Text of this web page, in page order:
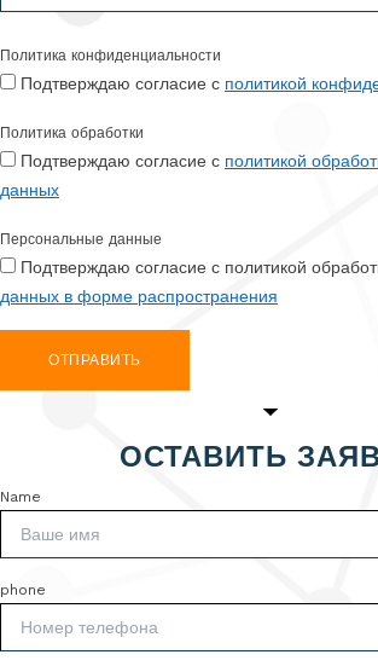
Политика конфиденциальности
Подтверждаю согласие с политикой
Политика обработки
Подтверждаю согласие с политикой
данных
Персональные данные
Подтверждаю согласие с политикой
данных в форме распространения
ОТПРАВИТЬ
ОСТАВИТЬ
Name
phone